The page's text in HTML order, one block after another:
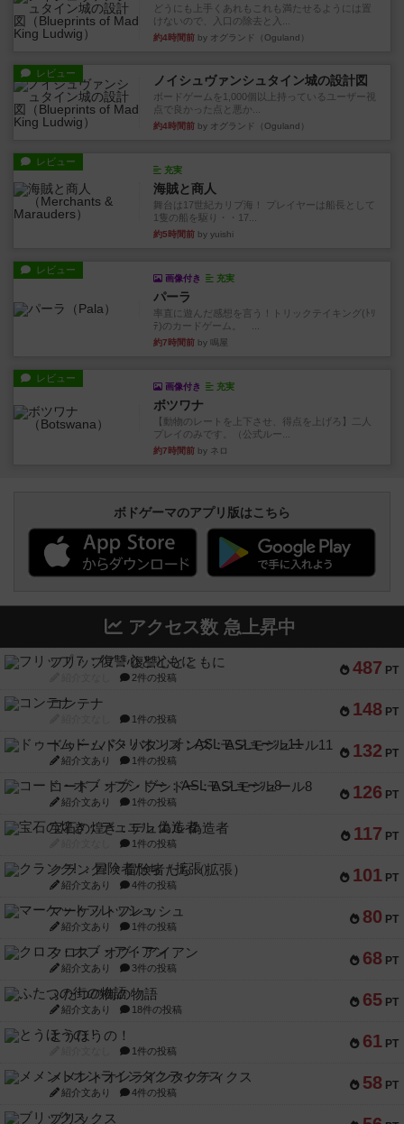
どうにも上手くあれもこれも満たせるようには置
けないので、入口の除去と入...
約4時間前 by オグランド（Oguland）
レビュー ノイシュヴァンシュタイン城の設計図
ボードゲームを1,000個以上持っているユーザー視
点で良かった点と悪か...
約4時間前 by オグランド（Oguland）
レビュー
充実
海賊と商人
舞台は17世紀カリブ海！ プレイヤーは船長として
1隻の船を駆り・・17...
約5時間前 by yuishi
レビュー
画像付き 充実
パーラ
率直に遊んだ感想を言う！トリックテイキング(ﾄﾘ
ﾃ)のカードゲーム。 ...
約7時間前 by 鳴屋
レビュー
画像付き 充実
ボツワナ
【動物のレートを上下させ、得点を上げろ】二人
プレイのみです。（公式ルー...
約7時間前 by ネロ
ボドゲーマのアプリ版はこちら
アクセス数 急上昇中
487 PT
フリップ７：復讐心とともに
2件の投稿
148 PT
コンテナ
1件の投稿
132 PT
ドゥームド・バタリオンズ：ASLモジュール11
紹介文あり 1件の投稿
126 PT
コード・オブ・ブシドー：ASLモジュール8
紹介文あり 1件の投稿
117 PT
宝石の煌き：デュエル 偽造者
1件の投稿
101 PT
クランク! ：冒険者たち（拡張）
紹介文あり 4件の投稿
80 PT
マーケットフレッシュ
紹介文あり 1件の投稿
68 PT
クロス・オブ・アイアン
紹介文あり 3件の投稿
65 PT
ふたつの街の物語
紹介文あり 18件の投稿
61 PT
とうほうの！
1件の投稿
58 PT
メメントオンラインタクティクス
紹介文あり 4件の投稿
ブリックス